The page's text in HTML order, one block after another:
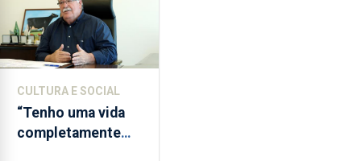
CULTURA E SOCIAL
“Tenho uma vida
completamente